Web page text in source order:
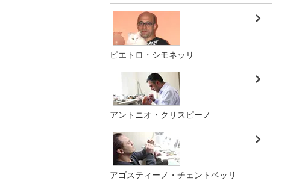
ピエトロ・シモネッリ
アントニオ・クリスピーノ
アゴスティーノ・チェントベッリ